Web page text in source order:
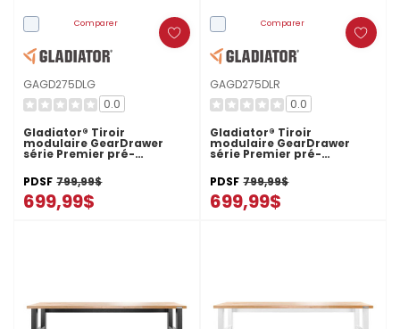
Comparer
GAGD275DLG
0.0
Gladiator® Tiroir
modulaire GearDrawer
série Premier pré-
assemblé GAGD275DLG
PDSF 799,99$
699,99$
Comparer
GAGD275DLR
0.0
Gladiator® Tiroir
modulaire GearDrawer
série Premier pré-
assemblé GAGD275DLR
PDSF 799,99$
699,99$